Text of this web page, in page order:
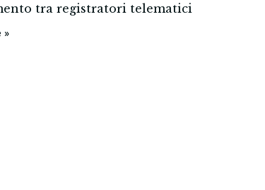
tra registratori telematici
»